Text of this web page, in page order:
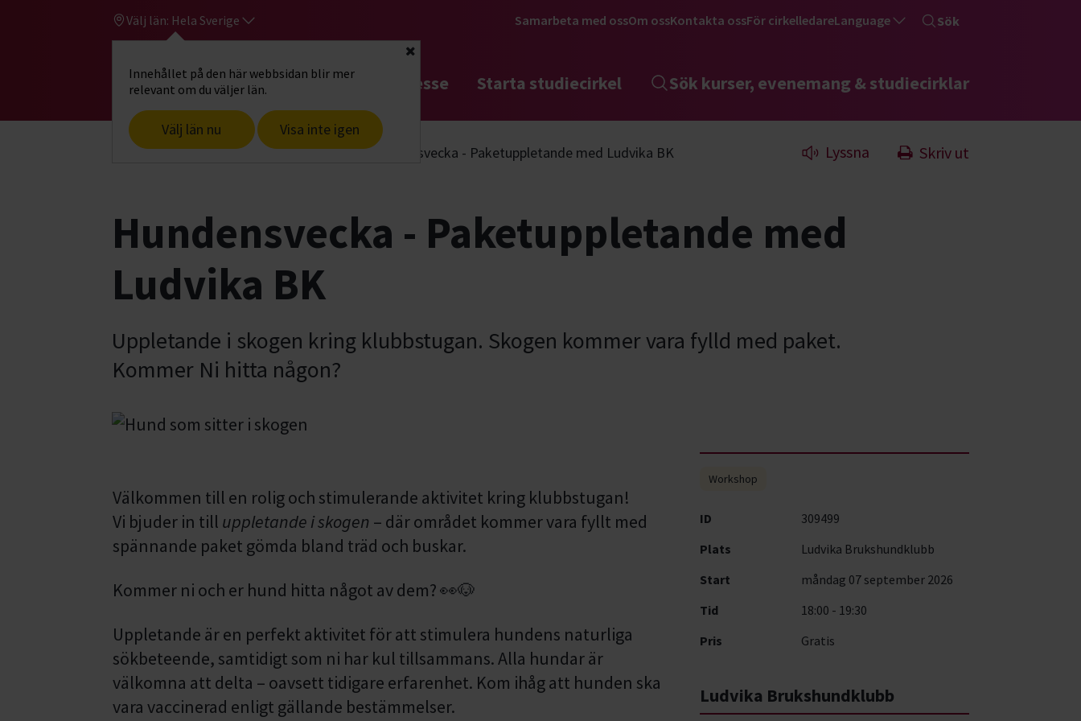
Välj län: Hela Sverige
Innehållet på den här webbsidan blir mer
relevant om du väljer län.
Välj län nu Visa inte igen
Stäng
Samarbeta med ossOm ossKontakta ossFör cirkelledareLanguage Sök
Gå till studiefrämjandets startsidaHitta intresse Starta studiecirkel Sök kurser, evenemang & studiecirklar
Start Hitta intresse Hund & husdjur Hundensvecka - Paketuppletande med Ludvika BK Lyssna Skriv ut
Hundensvecka - Paketuppletande med
Ludvika BK
Uppletande i skogen kring klubbstugan. Skogen kommer vara fylld med paket.
Kommer Ni hitta någon?
Välkommen till en rolig och stimulerande aktivitet kring klubbstugan!
Vi bjuder in till uppletande i skogen – där området kommer vara fyllt med
spännande paket gömda bland träd och buskar.
Kommer ni och er hund hitta något av dem? 👀🐶
Uppletande är en perfekt aktivitet för att stimulera hundens naturliga
sökbeteende, samtidigt som ni har kul tillsammans. Alla hundar är
välkomna att delta – oavsett tidigare erfarenhet. Kom ihåg att hunden ska
vara vaccinerad enligt gällande bestämmelser.
Workshop
ID
309499
Plats
Ludvika Brukshundklubb
Start
måndag 07 september 2026
Tid
18:00 - 19:30
Pris
Gratis
Ludvika Brukshundklubb